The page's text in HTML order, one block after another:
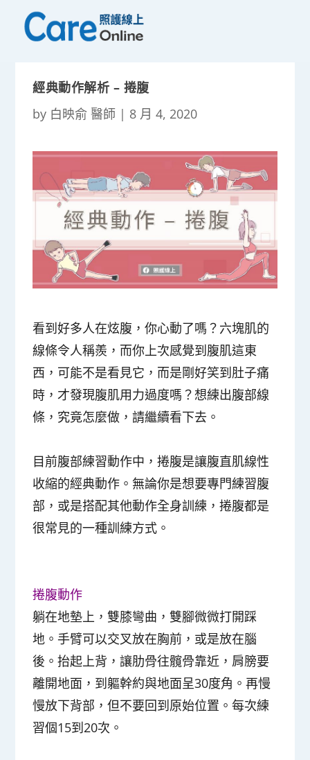
經典動作解析 – 捲腹
by 白映俞 醫師 | 8 月 4, 2020
看到好多人在炫腹，你心動了嗎？六塊肌的
線條令人稱羨，而你上次感覺到腹肌這東
西，可能不是看見它，而是剛好笑到肚子痛
時，才發現腹肌用力過度嗎？想練出腹部線
條，究竟怎麼做，請繼續看下去。
目前腹部練習動作中，捲腹是讓腹直肌線性
收縮的經典動作。無論你是想要專門練習腹
部，或是搭配其他動作全身訓練，捲腹都是
很常見的一種訓練方式。
捲腹動作
躺在地墊上，雙膝彎曲，雙腳微微打開踩
地。手臂可以交叉放在胸前，或是放在腦
後。抬起上背，讓肋骨往髖骨靠近，肩膀要
離開地面，到軀幹約與地面呈30度角。再慢
慢放下背部，但不要回到原始位置。每次練
習個15到20次。